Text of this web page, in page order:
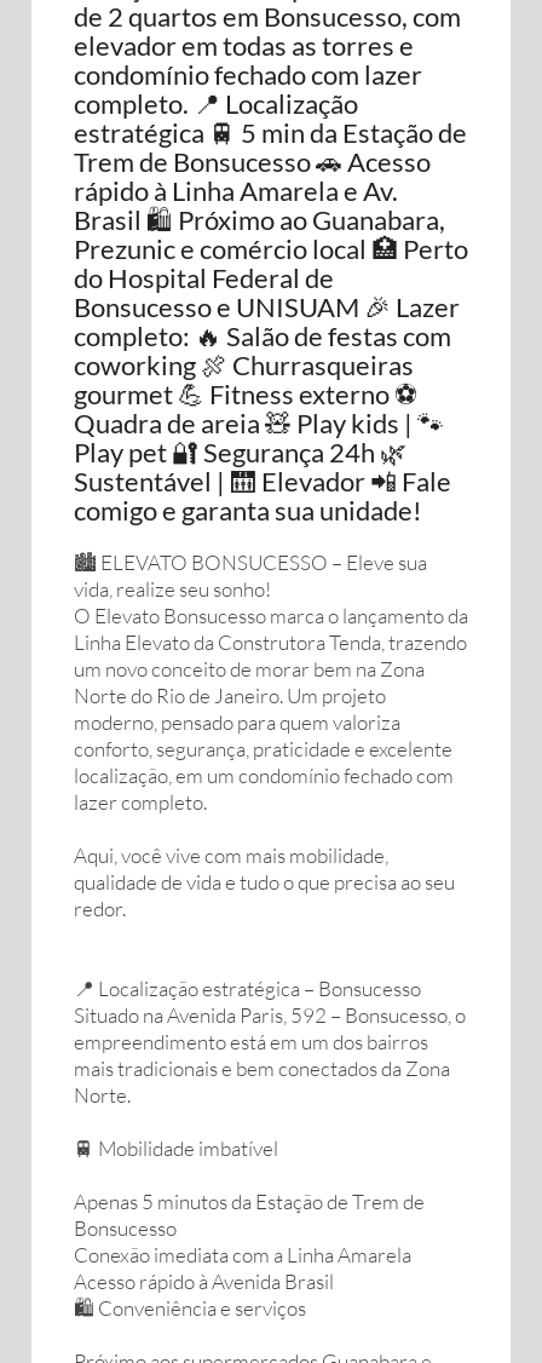
de 2 quartos em Bonsucesso, com
elevador em todas as torres e
condomínio fechado com lazer
completo. 📍 Localização
estratégica 🚆 5 min da Estação de
Trem de Bonsucesso 🚗 Acesso
rápido à Linha Amarela e Av.
Brasil 🛍️ Próximo ao Guanabara,
Prezunic e comércio local 🏥 Perto
do Hospital Federal de
Bonsucesso e UNISUAM 🎉 Lazer
completo: 🔥 Salão de festas com
coworking 🍖 Churrasqueiras
gourmet 💪 Fitness externo ⚽
Quadra de areia 🧸 Play kids | 🐾
Play pet 🔐 Segurança 24h 🌿
Sustentável | 🛗 Elevador 📲 Fale
comigo e garanta sua unidade!
🏙️ ELEVATO BONSUCESSO – Eleve sua
vida, realize seu sonho!
O Elevato Bonsucesso marca o lançamento da
Linha Elevato da Construtora Tenda, trazendo
um novo conceito de morar bem na Zona
Norte do Rio de Janeiro. Um projeto
moderno, pensado para quem valoriza
conforto, segurança, praticidade e excelente
localização, em um condomínio fechado com
lazer completo.
Aqui, você vive com mais mobilidade,
qualidade de vida e tudo o que precisa ao seu
redor.
📍 Localização estratégica – Bonsucesso
Situado na Avenida Paris, 592 – Bonsucesso, o
empreendimento está em um dos bairros
mais tradicionais e bem conectados da Zona
Norte.
🚆 Mobilidade imbatível
Apenas 5 minutos da Estação de Trem de
Bonsucesso
Conexão imediata com a Linha Amarela
Acesso rápido à Avenida Brasil
🛍️ Conveniência e serviços